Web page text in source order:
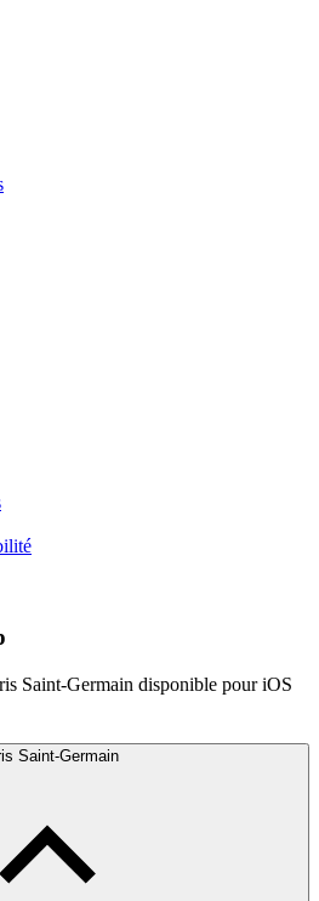
Saint-Germain disponible pour iOS
Saint-Germain